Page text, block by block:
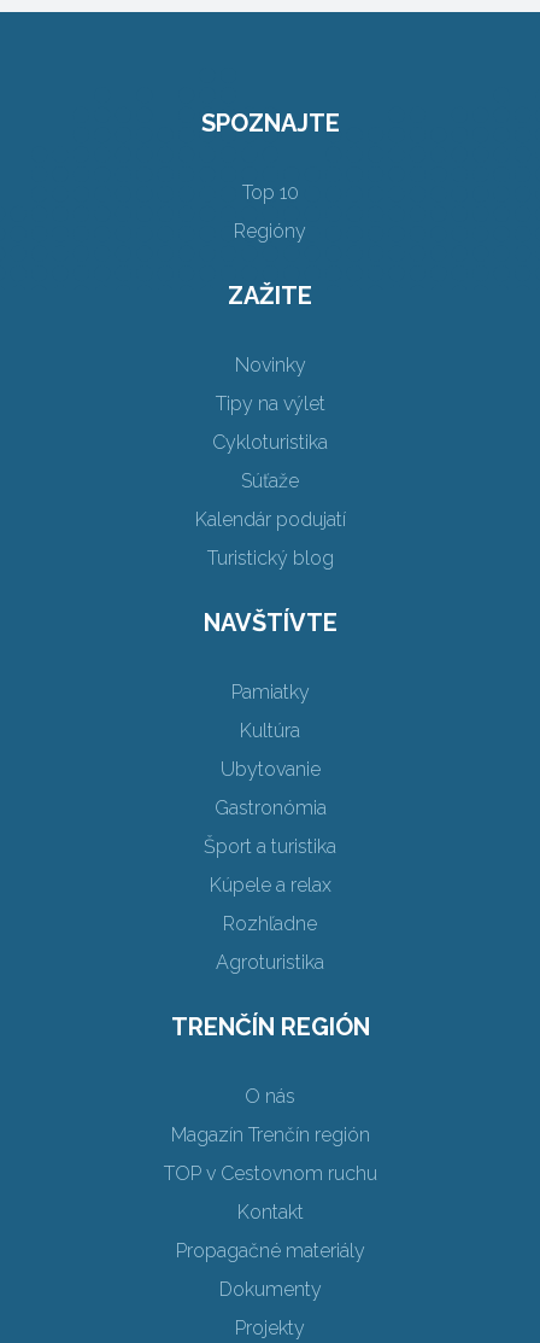
SPOZNAJTE
Top 10
Regióny
ZAŽITE
Novinky
Tipy na výlet
Cykloturistika
Súťaže
Kalendár podujatí
Turistický blog
NAVŠTÍVTE
Pamiatky
Kultúra
Ubytovanie
Gastronómia
Šport a turistika
Kúpele a relax
Rozhľadne
Agroturistika
TRENČÍN REGIÓN
O nás
Magazín Trenčín región
TOP v Cestovnom ruchu
Kontakt
Propagačné materiály
Dokumenty
Projekty